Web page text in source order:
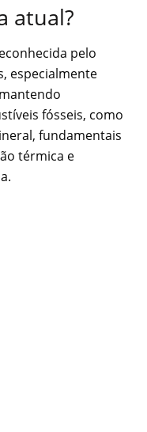
atual?
pelo
especialmente
fósseis, como
fundamentais
térmica e